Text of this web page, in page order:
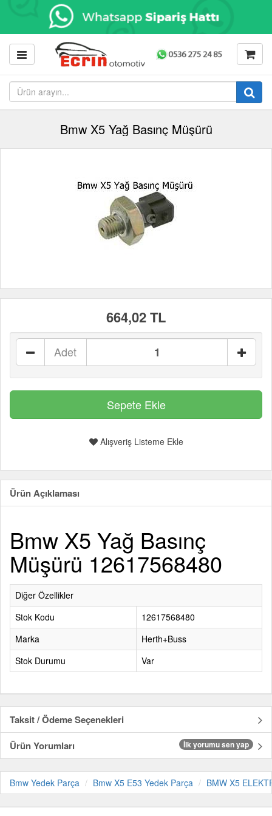
Bmw X5 Yağ Basınç Müşürü
664,02 TL
Adet
Alışveriş Listeme Ekle
Ürün Açıklaması
Bmw X5 Yağ Basınç
Müşürü 12617568480
Diğer Özellikler
Stok Kodu
12617568480
Marka
Herth+Buss
Stok Durumu
Var
Taksit / Ödeme Seçenekleri
Ürün Yorumları
İlk yorumu sen yap
Bmw Yedek Parça Bmw X5 E53 Yedek Parça BMW X5